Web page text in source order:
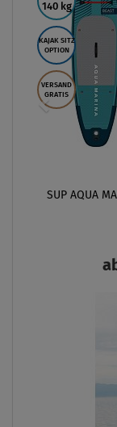
140 kg
KAJAK SITZ
OPTION
VERSAND
GRATIS
SUP AQUA